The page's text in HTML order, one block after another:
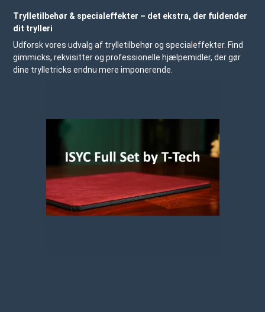
Trylletilbehør & specialeffekter – det ekstra, der fuldender
dit trylleri
Udforsk vores udvalg af trylletilbehør og specialeffekter. Find
gimmicks, rekvisitter og professionelle hjælpemidler, der gør
dine trylletricks endnu mere imponerende.